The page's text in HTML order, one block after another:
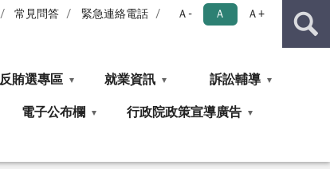
常見問答 緊急連絡電話 Ａ- Ａ Ａ+
反賄選專區 就業資訊 訴訟輔導
電子公布欄 行政院政策宣導廣告